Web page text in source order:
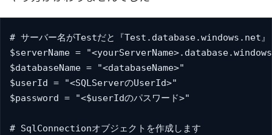
# サーバー名がTestだと『Test.database.windows.net』
$serverName =
$databaseName = "<databaseName>"
$userId = "<SQLServerのUserId>"
$password = "<$userIdのパスワード>"
# SqlConnectionオブジェクトを作成します